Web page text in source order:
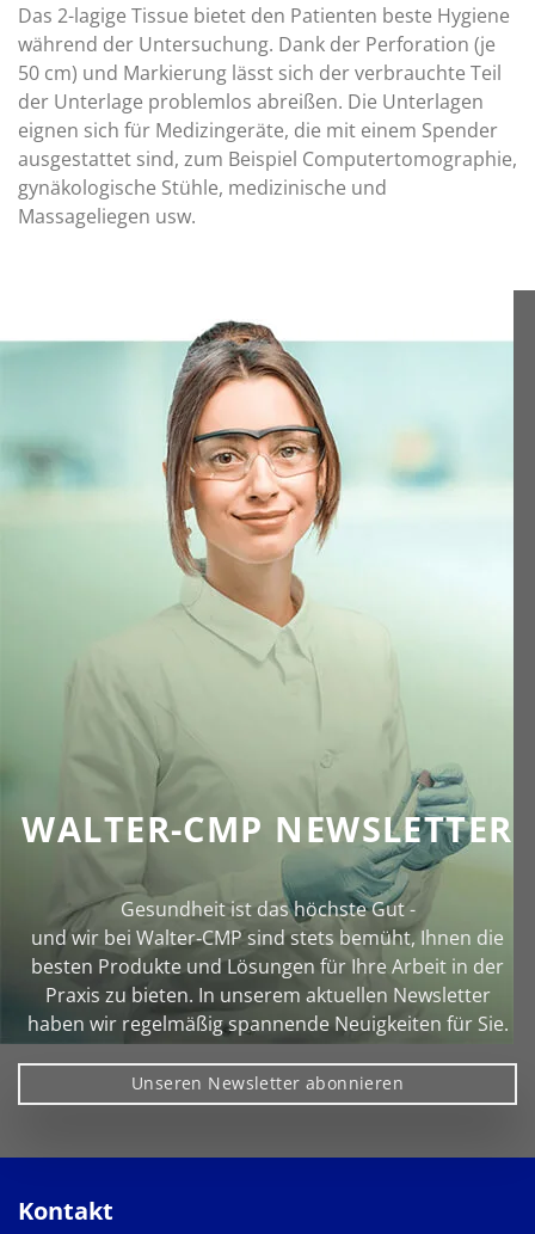
Das 2-lagige Tissue bietet den Patienten beste Hygiene
während der Untersuchung. Dank der Perforation (je
50 cm) und Markierung lässt sich der verbrauchte Teil
der Unterlage problemlos abreißen. Die Unterlagen
eignen sich für Medizingeräte, die mit einem Spender
ausgestattet sind, zum Beispiel Computertomographie,
gynäkologische Stühle, medizinische und
Massageliegen usw.
WALTER-CMP NEWSLETTER
Gesundheit ist das höchste Gut -
und wir bei Walter‑CMP sind stets bemüht, Ihnen die
besten Produkte und Lösungen für Ihre Arbeit in der
Praxis zu bieten. In unserem aktuellen Newsletter
haben wir regelmäßig spannende Neuigkeiten für Sie.
Unseren Newsletter abonnieren
Kontakt